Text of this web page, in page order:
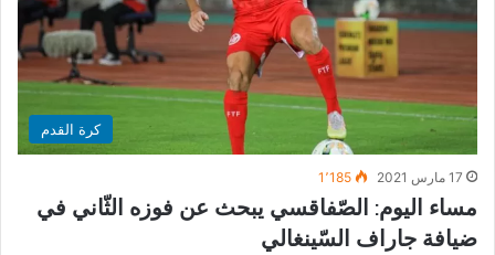
كرة القدم
17 مارس 2021 1٬185
مساء اليوم: الصّفاقسي يبحث عن فوزه الثّاني في
ضيافة جاراف السّينغالي